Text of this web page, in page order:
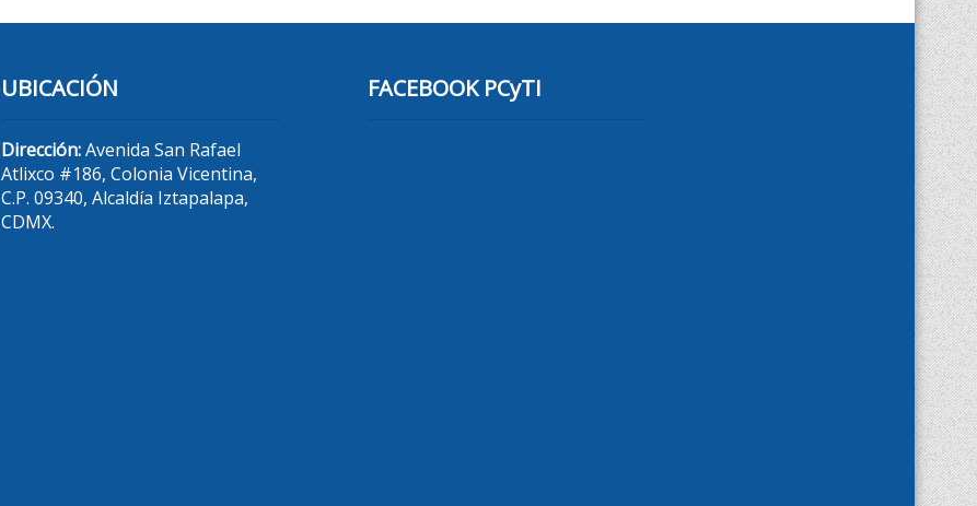
UBICACIÓN
Dirección:Avenida San Rafael
Atlixco #186, Colonia Vicentina,
C.P. 09340, Alcaldía Iztapalapa,
CDMX.
FACEBOOK PCyTI